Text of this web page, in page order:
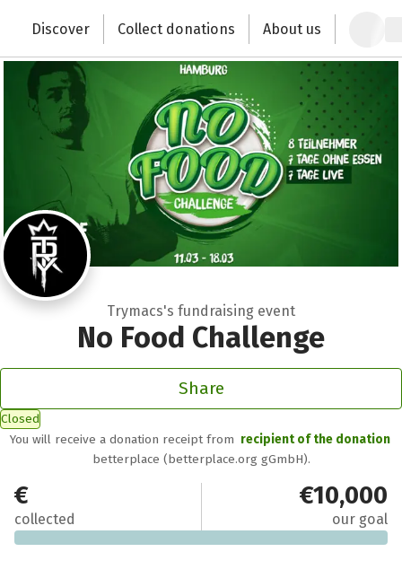
Change the world with your donation
Discover Collect donations About us
Trymacs's fundraising event
No Food Challenge
Share
Closed
You will receive a donation receipt from recipient of the donation
betterplace (betterplace.org gGmbH).
€0
collected
€10,000
our goal